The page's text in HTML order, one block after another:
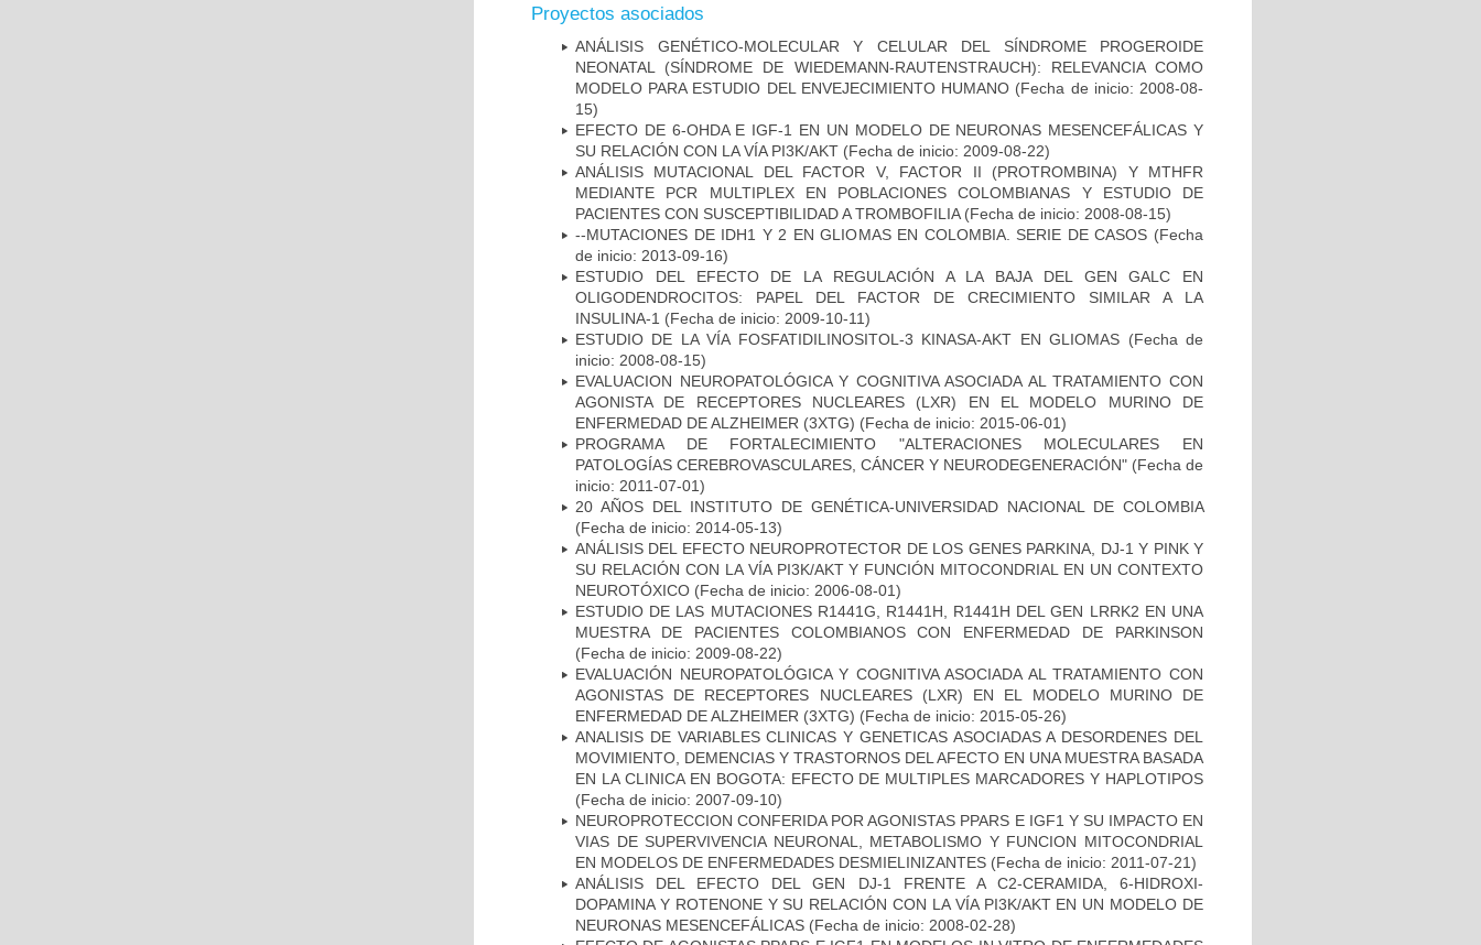
Proyectos asociados
ANÁLISIS GENÉTICO-MOLECULAR Y CELULAR DEL SÍNDROME PROGEROIDE
NEONATAL (SÍNDROME DE WIEDEMANN-RAUTENSTRAUCH): RELEVANCIA COMO
MODELO PARA ESTUDIO DEL ENVEJECIMIENTO HUMANO (Fecha de inicio: 2008-08-
15)
EFECTO DE 6-OHDA E IGF-1 EN UN MODELO DE NEURONAS MESENCEFÁLICAS Y
SU RELACIÓN CON LA VÍA PI3K/AKT (Fecha de inicio: 2009-08-22)
ANÁLISIS MUTACIONAL DEL FACTOR V, FACTOR II (PROTROMBINA) Y MTHFR
MEDIANTE PCR MULTIPLEX EN POBLACIONES COLOMBIANAS Y ESTUDIO DE
PACIENTES CON SUSCEPTIBILIDAD A TROMBOFILIA(Fecha de inicio: 2008-08-15)
--MUTACIONES DE IDH1 Y 2 EN GLIOMAS EN COLOMBIA. SERIE DE CASOS (Fecha
de inicio: 2013-09-16)
ESTUDIO DEL EFECTO DE LA REGULACIÓN A LA BAJA DEL GEN GALC EN
OLIGODENDROCITOS: PAPEL DEL FACTOR DE CRECIMIENTO SIMILAR A LA
INSULINA-1 (Fecha de inicio: 2009-10-11)
ESTUDIO DE LA VÍA FOSFATIDILINOSITOL-3 KINASA-AKT EN GLIOMAS (Fecha de
inicio: 2008-08-15)
EVALUACION NEUROPATOLÓGICA Y COGNITIVA ASOCIADA AL TRATAMIENTO CON
AGONISTA DE RECEPTORES NUCLEARES (LXR) EN EL MODELO MURINO DE
ENFERMEDAD DE ALZHEIMER (3XTG) (Fecha de inicio: 2015-06-01)
PROGRAMA DE FORTALECIMIENTO "ALTERACIONES MOLECULARES EN
PATOLOGÍAS CEREBROVASCULARES, CÁNCER Y NEURODEGENERACIÓN" (Fecha de
inicio: 2011-07-01)
20 AÑOS DEL INSTITUTO DE GENÉTICA-UNIVERSIDAD NACIONAL DE COLOMBIA
(Fecha de inicio: 2014-05-13)
ANÁLISIS DEL EFECTO NEUROPROTECTOR DE LOS GENES PARKINA, DJ-1 Y PINK Y
SU RELACIÓN CON LA VÍA PI3K/AKT Y FUNCIÓN MITOCONDRIAL EN UN CONTEXTO
NEUROTÓXICO (Fecha de inicio: 2006-08-01)
ESTUDIO DE LAS MUTACIONES R1441G, R1441H, R1441H DEL GEN LRRK2 EN UNA
MUESTRA DE PACIENTES COLOMBIANOS CON ENFERMEDAD DE PARKINSON
(Fecha de inicio: 2009-08-22)
EVALUACIÓN NEUROPATOLÓGICA Y COGNITIVA ASOCIADA AL TRATAMIENTO CON
AGONISTAS DE RECEPTORES NUCLEARES (LXR) EN EL MODELO MURINO DE
ENFERMEDAD DE ALZHEIMER (3XTG) (Fecha de inicio: 2015-05-26)
ANALISIS DE VARIABLES CLINICAS Y GENETICAS ASOCIADAS A DESORDENES DEL
MOVIMIENTO, DEMENCIAS Y TRASTORNOS DEL AFECTO EN UNA MUESTRA BASADA
EN LA CLINICA EN BOGOTA: EFECTO DE MULTIPLES MARCADORES Y HAPLOTIPOS
(Fecha de inicio: 2007-09-10)
NEUROPROTECCION CONFERIDA POR AGONISTAS PPARS E IGF1 Y SU IMPACTO EN
VIAS DE SUPERVIVENCIA NEURONAL, METABOLISMO Y FUNCION MITOCONDRIAL
EN MODELOS DE ENFERMEDADES DESMIELINIZANTES (Fecha de inicio: 2011-07-21)
ANÁLISIS DEL EFECTO DEL GEN DJ-1 FRENTE A C2-CERAMIDA, 6-HIDROXI-
DOPAMINA Y ROTENONE Y SU RELACIÓN CON LA VÍA PI3K/AKT EN UN MODELO DE
NEURONAS MESENCEFÁLICAS (Fecha de inicio: 2008-02-28)